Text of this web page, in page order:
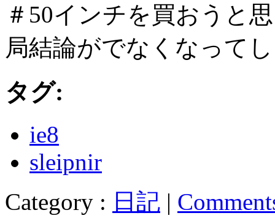
＃50インチを買おうと
局結論がでなくなって
タグ:
ie8
sleipnir
Category : 日記 |